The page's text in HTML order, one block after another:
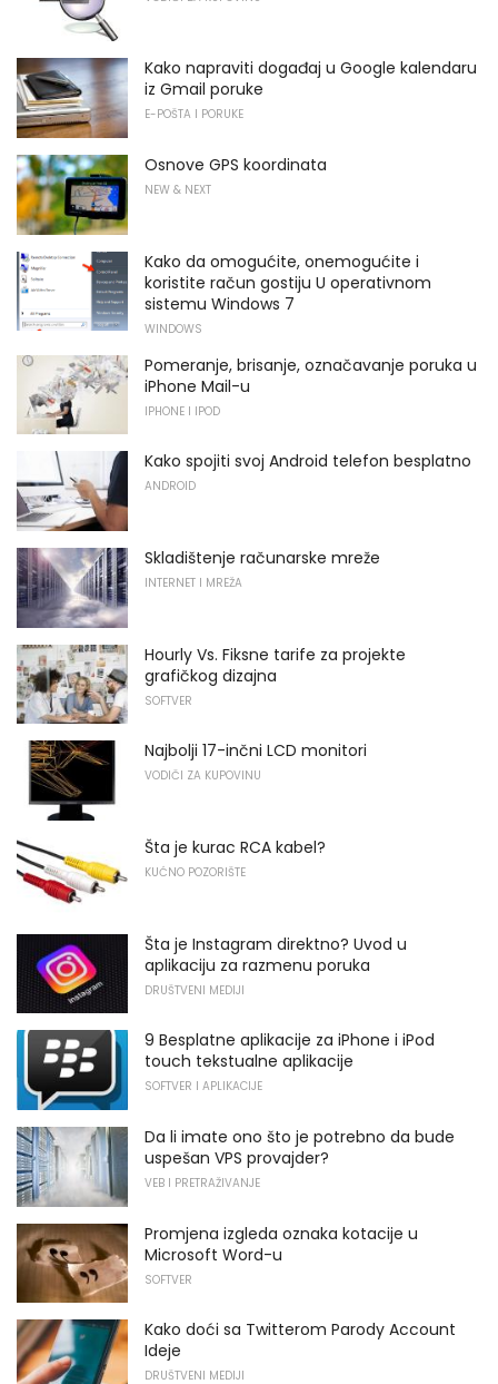
Kako napraviti događaj u Google kalendaru
iz Gmail poruke
E-POŠTA I PORUKE
Osnove GPS koordinata
NEW & NEXT
Kako da omogućite, onemogućite i
koristite račun gostiju U operativnom
sistemu Windows 7
WINDOWS
Pomeranje, brisanje, označavanje poruka u
iPhone Mail-u
IPHONE I IPOD
Kako spojiti svoj Android telefon besplatno
ANDROID
Skladištenje računarske mreže
INTERNET I MREŽA
Hourly Vs. Fiksne tarife za projekte
grafičkog dizajna
SOFTVER
Najbolji 17-inčni LCD monitori
VODIČI ZA KUPOVINU
Šta je kurac RCA kabel?
KUĆNO POZORIŠTE
Šta je Instagram direktno? Uvod u
aplikaciju za razmenu poruka
DRUŠTVENI MEDIJI
9 Besplatne aplikacije za iPhone i iPod
touch tekstualne aplikacije
SOFTVER I APLIKACIJE
Da li imate ono što je potrebno da bude
uspešan VPS provajder?
VEB I PRETRAŽIVANJE
Promjena izgleda oznaka kotacije u
Microsoft Word-u
SOFTVER
Kako doći sa Twitterom Parody Account
Ideje
DRUŠTVENI MEDIJI